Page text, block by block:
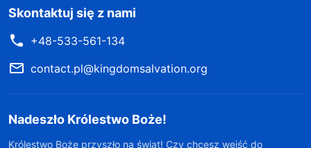
Skontaktuj się z nami
+48-533-561-134
contact.pl@kingdomsalvation.org
Nadeszło Królestwo Boże!
Królestwo Boże przyszło na świat! Czy chcesz wejść do